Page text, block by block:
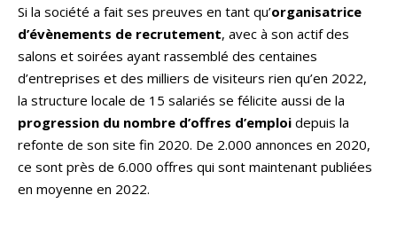
Si la société a fait ses preuves en tant qu’organisatrice
d’évènements de recrutement, avec à son actif des
salons et soirées ayant rassemblé des centaines
d’entreprises et des milliers de visiteurs rien qu’en 2022,
la structure locale de 15 salariés se félicite aussi de la
progression du nombre d’offres d’emploi depuis la
refonte de son site fin 2020. De 2.000 annonces en 2020,
ce sont près de 6.000 offres qui sont maintenant publiées
en moyenne en 2022.